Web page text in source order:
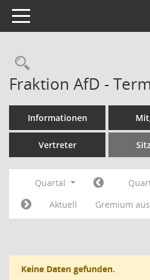
Toggle navigation
Rechercheauswahl
Fraktion AfD -
Informationen
Vertreter
Quartal
Aktuell
Gremium
Keine Daten gefunden.